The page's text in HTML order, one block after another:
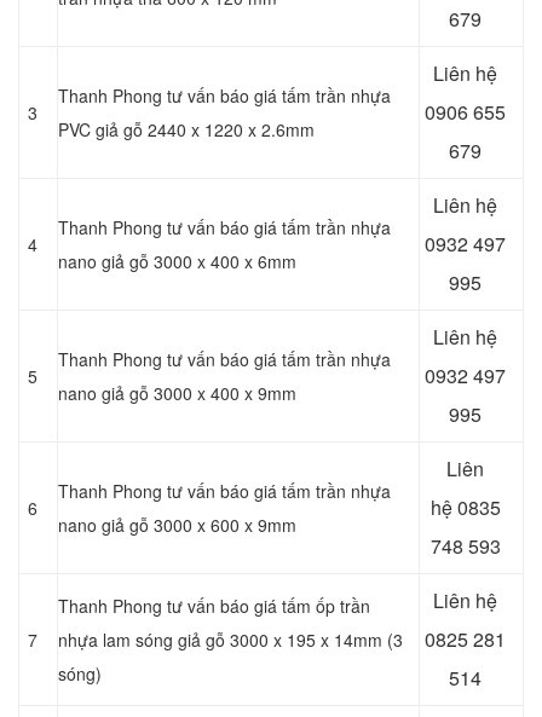
679
3
Thanh Phong tư vấn báo giá tấm trần nhựa
PVC giả gỗ 2440 x 1220 x 2.6mm
Liên hệ
0906 655
679
4
Thanh Phong tư vấn báo giá tấm trần nhựa
nano giả gỗ 3000 x 400 x 6mm
Liên hệ
0932 497
995
5
Thanh Phong tư vấn báo giá tấm trần nhựa
nano giả gỗ 3000 x 400 x 9mm
Liên hệ
0932 497
995
6
Thanh Phong tư vấn báo giá tấm trần nhựa
nano giả gỗ 3000 x 600 x 9mm
Liên
hệ0835
748 593
7
Thanh Phong tư vấn báo giá tấm ốp trần
nhựa lam sóng giả gỗ 3000 x 195 x 14mm (3
sóng)
Liên hệ
0825 281
514